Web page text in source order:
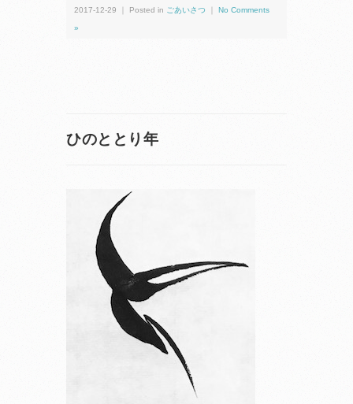
2017-12-29 ｜ Posted in ごあいさつ No Comments
»
ひのととり年